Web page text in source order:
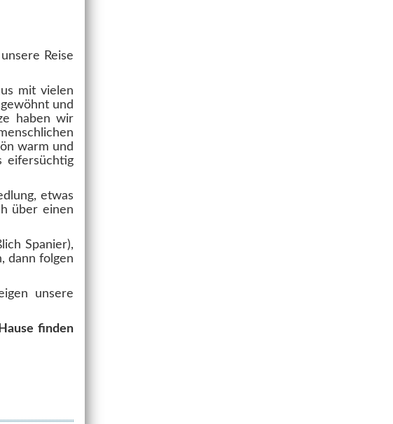
Reise
mit vielen
und
haben wir
warm und
eifersüchtig
etwas
über einen
Spanier),
dann folgen
unsere
finden